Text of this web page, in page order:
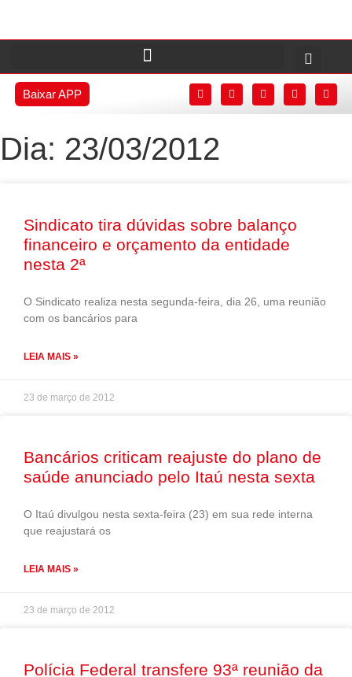
Baixar APP
Dia: 23/03/2012
Sindicato tira dúvidas sobre balanço
financeiro e orçamento da entidade
nesta 2ª
O Sindicato realiza nesta segunda-feira, dia 26, uma reunião
com os bancários para
LEIA MAIS »
23 de março de 2012
Bancários criticam reajuste do plano de
saúde anunciado pelo Itaú nesta sexta
O Itaú divulgou nesta sexta-feira (23) em sua rede interna
que reajustará os
LEIA MAIS »
23 de março de 2012
Polícia Federal transfere 93ª reunião da